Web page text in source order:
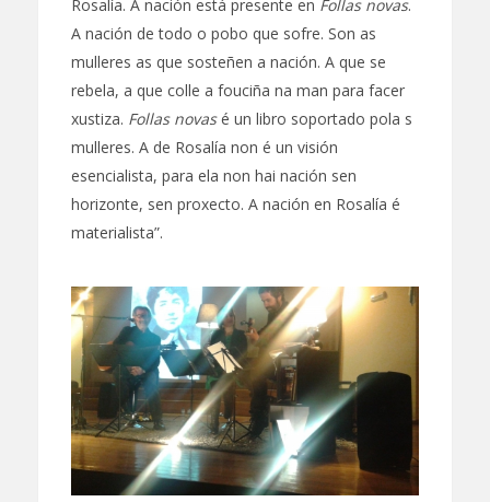
Rosalía. A nación está presente en Follas novas.
A nación de todo o pobo que sofre. Son as
mulleres as que sosteñen a nación. A que se
rebela, a que colle a fouciña na man para facer
xustiza. Follas novasé un libro soportado pola s
mulleres. A de Rosalía non é un visión
esencialista, para ela non hai nación sen
horizonte, sen proxecto. A nación en Rosalía é
materialista”.